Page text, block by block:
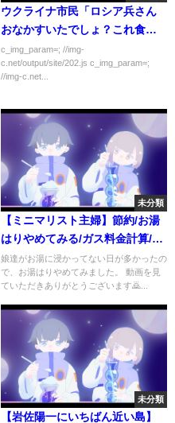
ウクライナ市民「ロシア兵さん
おなかすいたでしょ？これ食べ
て(毒殺)」←これが許される理由
c_img_param=; //img-
c.net/output/site/202.js c_img_param=;
//img-c.net...
未分類
【ミニマリスト主婦】節約/お湯
はりやめてみる/ガス料金計算/2
年間のガス料金
娘達がお湯に浸かってない日が多かったの
で、お湯はりやめてみました。 動画を見
ていただきありがとうございます🙇‍...
未分類
【岩佐陽一にいちばん近い島】